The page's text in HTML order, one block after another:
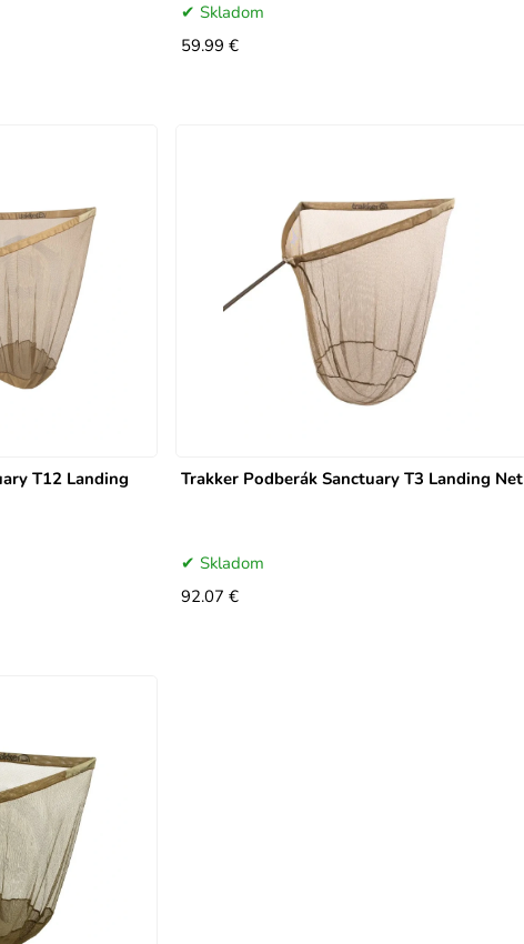
Skladom
59.99 €
T12 Landing
Trakker Podberák Sanctuary T3 Landing Net
Skladom
92.07 €